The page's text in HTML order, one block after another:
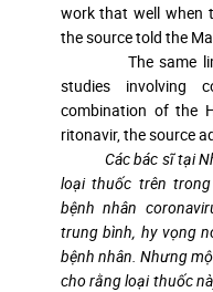
work that well when
the source told the
The same
studies involving
combination of the
ritonavir, the source
Các bác sĩ tại
loại thuốc trên
bệnh nhân
trung bình, hy vọng
bệnh nhân. Nhưng
cho rằng loại thuốc